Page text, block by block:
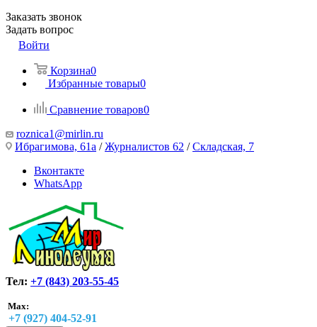
Заказать звонок
Задать вопрос
Войти
Корзина0
Избранные товары0
Сравнение товаров0
roznica1@mirlin.ru
Ибрагимова, 61а /Журналистов 62 /Складская, 7
Вконтакте
WhatsApp
Тел: +7 (843) 203-55-45
Max:
+7 (927) 404-52-91